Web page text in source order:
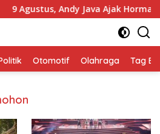
Andy Java Ajak Hormati Kearifan
Otomotif Olahraga Tag